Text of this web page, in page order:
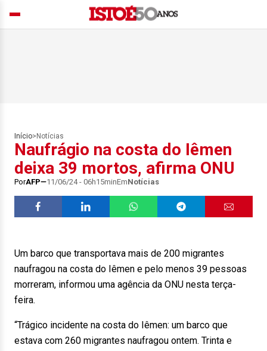
Início> Notícias
Naufrágio na costa do Iêmen
deixa 39 mortos, afirma ONU
PorAFP 11/06/24 - 06h15minEmNotícias
Um barco que transportava mais de 200 migrantes
naufragou na costa do Iêmen e pelo menos 39 pessoas
morreram, informou uma agência da ONU nesta terça-
feira.
“Trágico incidente na costa do Iêmen: um barco que
estava com 260 migrantes naufragou ontem. Trinta e